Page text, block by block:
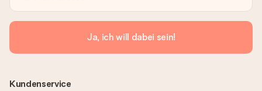
Ja, ich will dabei sein!
Kundenservice